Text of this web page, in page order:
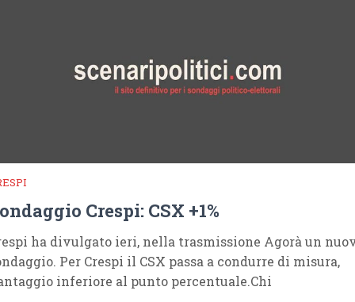
Crespi: CSX +1%
ha divulgato ieri, nella trasmissione Agorà un
Per Crespi il CSX passa a condurre di misura,
inferiore al punto percentuale.Chi